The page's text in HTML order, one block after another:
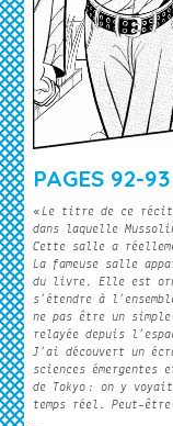
PAGES 92-93
«Le titre de ce
dans laquelle
Cette salle a
La fameuse salle
du livre. Elle est
s’étendre à
ne pas être un
relayée depuis
J’ai découvert un
sciences
de Tokyo : on y
temps réel. Peut-